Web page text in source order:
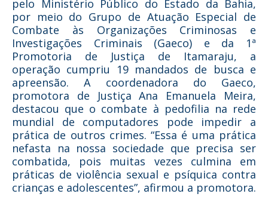
pelo Ministério Público do Estado da Bahia,
por meio do Grupo de Atuação Especial de
Combate às Organizações Criminosas e
Investigações Criminais (Gaeco) e da 1ª
Promotoria de Justiça de Itamaraju, a
operação cumpriu 19 mandados de busca e
apreensão. A coordenadora do Gaeco,
promotora de Justiça Ana Emanuela Meira,
destacou que o combate à pedofilia na rede
mundial de computadores pode impedir a
prática de outros crimes. “Essa é uma prática
nefasta na nossa sociedade que precisa ser
combatida, pois muitas vezes culmina em
práticas de violência sexual e psíquica contra
crianças e adolescentes”, afirmou a promotora.